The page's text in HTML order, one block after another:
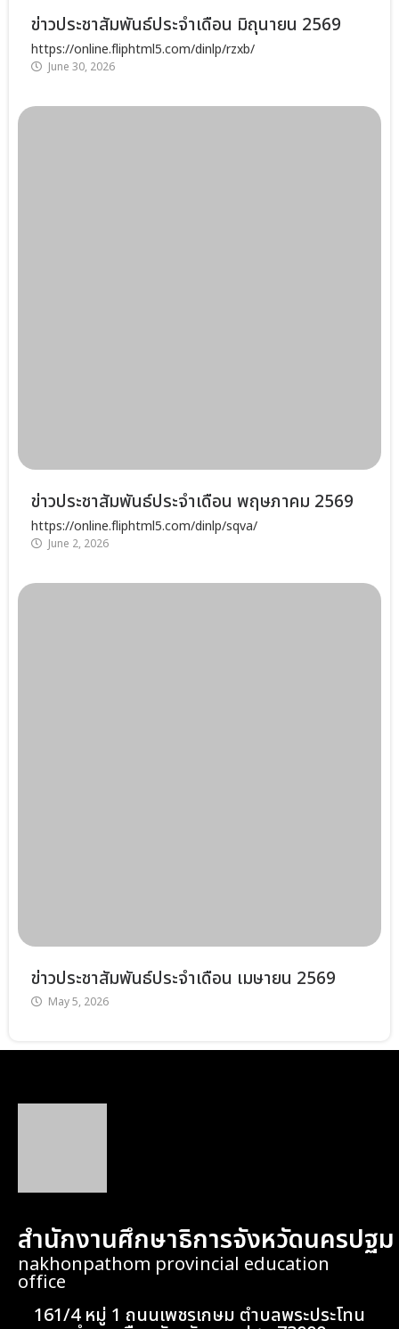
ข่าวประชาสัมพันธ์ประจำเดือน มิถุนายน 2569
https://online.fliphtml5.com/dinlp/rzxb/
June 30, 2026
ข่าวประชาสัมพันธ์ประจำเดือน พฤษภาคม 2569
https://online.fliphtml5.com/dinlp/sqva/
June 2, 2026
ข่าวประชาสัมพันธ์ประจำเดือน เมษายน 2569
May 5, 2026
สำนักงานศึกษาธิการจังหวัดนครปฐม
nakhonpathom provincial education
office
161/4 หมู่ 1 ถนนเพชรเกษม ตำบลพระประโทน